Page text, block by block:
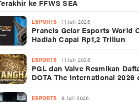
ke FFWS SEA
ESPORTS 11 Juli 2026
Prancis Gelar Esports World
Hadiah Capai Rp1,2 Triliun
ESPORTS 11 Juli 2026
PGL dan Valve Resmikan
DOTA The International 2026
ESPORTS 8 Juli 2026